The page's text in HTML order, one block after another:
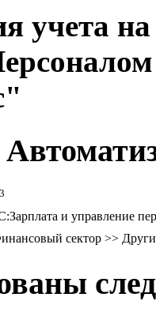
учета
и управление
сектор >>